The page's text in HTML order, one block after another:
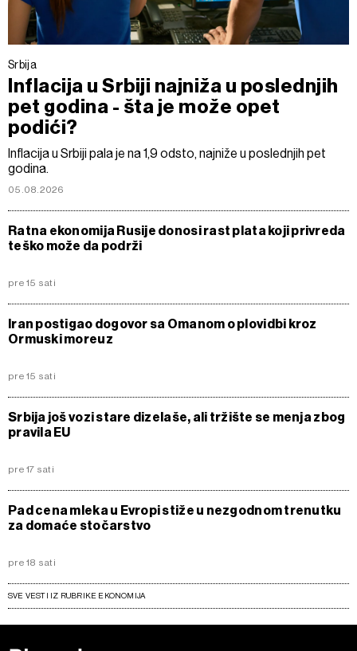
Srbija
Inflacija u Srbiji najniža u poslednjih
pet godina - šta je može opet
podići?
Inflacija u Srbiji pala je na 1,9 odsto, najniže u poslednjih pet
godina.
05.08.2026
Ratna ekonomija Rusije donosi rast plata koji privreda
teško može da podrži
pre 15 sati
Iran postigao dogovor sa Omanom o plovidbi kroz
Ormuski moreuz
pre 15 sati
Srbija još vozi stare dizelaše, ali tržište se menja zbog
pravila EU
pre 17 sati
Pad cena mleka u Evropi stiže u nezgodnom trenutku
za domaće stočarstvo
pre 18 sati
SVE VESTI IZ RUBRIKE EKONOMIJA